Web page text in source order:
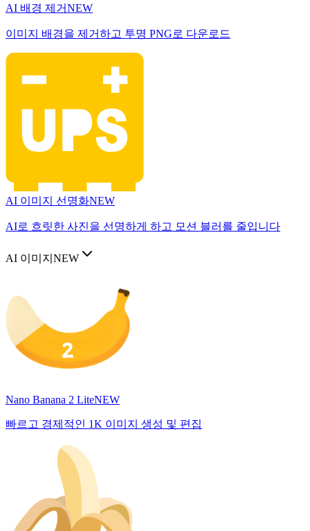
AI 배경 제거NEW
이미지 배경을 제거하고 투명 PNG로 다운로드
AI 이미지 선명화NEW
AI로 흐릿한 사진을 선명하게 하고 모션 블러를 줄입니다
AI 이미지 NEW
Nano Banana 2 LiteNEW
빠르고 경제적인 1K 이미지 생성 및 편집